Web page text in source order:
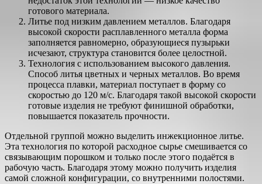
готового материала.
Литье под низким давлением металлов. Благодаря
высокой скорости расплавленного металла форма
заполняется равномерно, образующиеся пузырьки
исчезают, структура становится более целостной.
Технология с использованием высокого давления.
Способ литья цветных и черных металлов. Во время
процесса плавки, материал поступает в форму со
скоростью до 120 м/с. Благодаря такой высокой скорости
готовые изделия не требуют финишной обработки,
повышается показатель прочности.
Отдельной группой можно выделить инжекционное литье.
Эта технология по которой расходное сырье смешивается со
связывающим порошком и только после этого подаётся в
рабочую часть. Благодаря этому можно получить изделия
самой сложной конфигурации, со внутренними полостями.